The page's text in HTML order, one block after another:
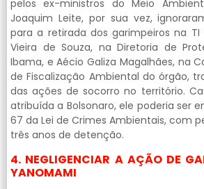
pelos ex-ministros do Meio
Joaquim Leite, por sua vez,
para a retirada dos garimpeiros na TI
Vieira de Souza, na Diretoria de
Ibama, e Aécio Galiza Magalhães, na
de Fiscalização Ambiental do órgão,
das ações de socorro no território.
atribuída a Bolsonaro, ele poderia ser
67 da Lei de Crimes Ambientais, com
três anos de detenção.
4. NEGLIGENCIAR A AÇÃO DE
YANOMAMI